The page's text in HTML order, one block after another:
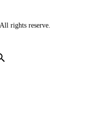
rights reserve.